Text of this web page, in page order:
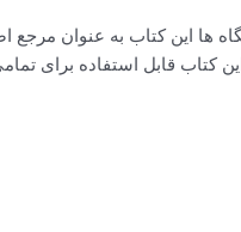
این کتاب به عنوان مرجع
قابل استفاده برای